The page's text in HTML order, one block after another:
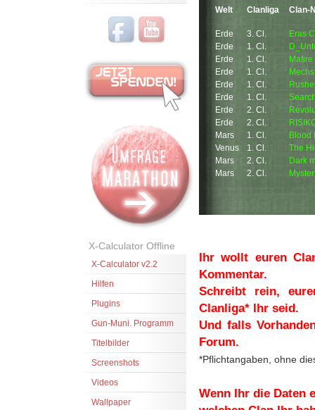
X-Calculator Offline
X-Calculator v2.2
Hilfen
Plugins
Gun-Muni. Programm
Titelbilder
Screenshots
Videos
Wallpaper
Welt Clanliga Clan-
Erde 3. Cl.
Eras
Erde
1. Cl.
Erde
1. Cl.
Erde
1. Cl.
Erde
1. Cl.
Erde
1. Cl.
Erde
2. Cl.
Erde
2. Cl.
Mars
1. Cl.
Blood
Venus
1. Cl.
The
Mars
2. Cl.
Dark
Mars
2. Cl.
Ihr wollt euren
Kommentar.
Schreibt rein,
Clanliga* Ihr seid.
Und falls
Forum.
*Pflichtangaben, ohne
Wenn Ihr die Daten